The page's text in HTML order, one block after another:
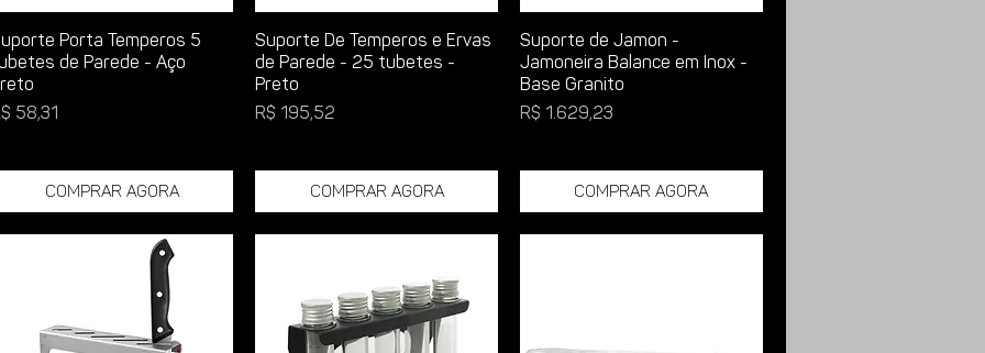
Porta Temperos 5
de Parede - Aço
58,31
Comprar Agora
Suporte De Temperos e Ervas
de Parede - 25 tubetes -
Preto
Preço
R$ 195,52
Comprar Agora
Suporte de Jamon -
Jamoneira Balance em Inox -
Base Granito
Preço
R$ 1.629,23
Comprar Agora